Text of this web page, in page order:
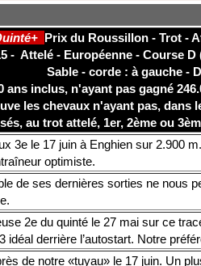
Prix du Roussillon - Trot -
- Attelé - Européenne - Course D
Sable - corde : à gauche -
ans inclus, n'ayant pas gagné
les chevaux n'ayant pas, dans
au trot attelé, 1er, 2ème ou
3e le 17 juin à Enghien sur 2.900
optimiste.
de ses dernières sorties ne nous
2e du quinté le 27 mai sur ce
idéal derrière l’autostart. Notre
de notre «tuyau» le 17 juin. Un